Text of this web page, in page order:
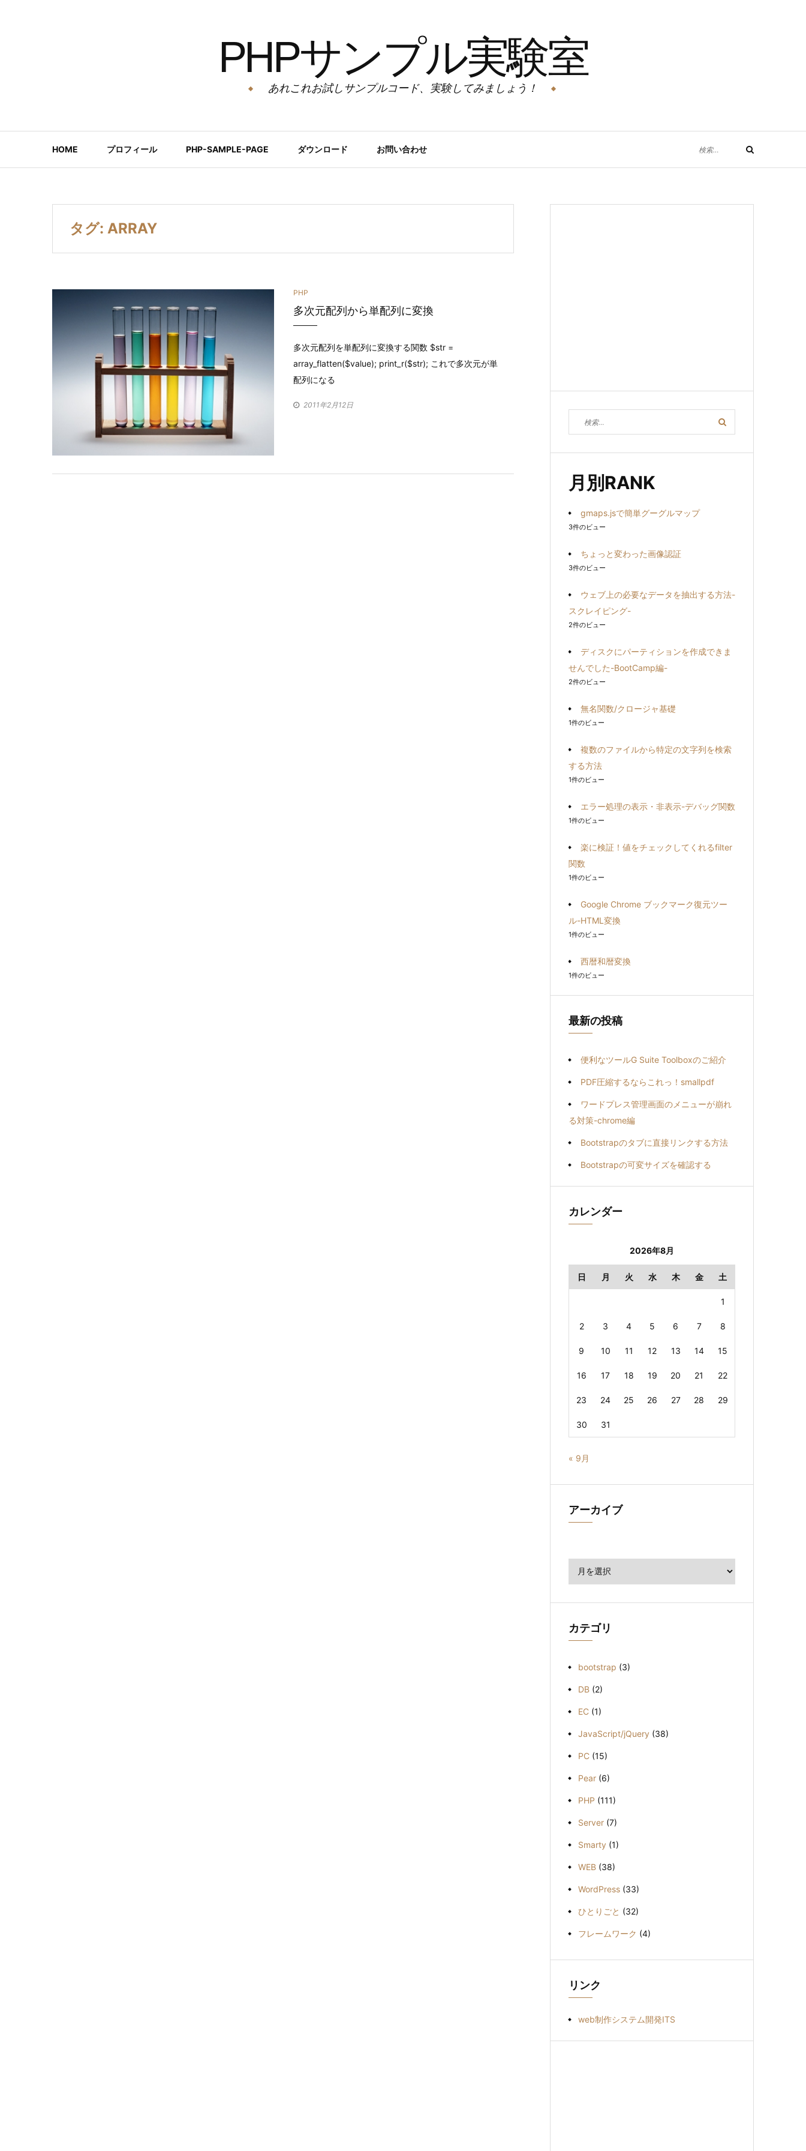
PHPサンプル実験室
あれこれお試しサンプルコード、実験してみましょう！
HOME プロフィール PHP-SAMPLE-PAGE ダウンロード お問い合わせ
索
対
タグ: ARRAY
カ
テ
ー
PHP
多次元配列から単配列に変換
多次元配列を単配列に変換する関数 $str =
array_flatten($value); print_r($str); これで多次元が単
配列になる
2011年2月12日
索
検
索
月別RANK
gmaps.jsで簡単グーグルマップ
3件のビュー
ちょっと変わった画像認証
3件のビュー
ウェブ上の必要なデータを抽出する方法-
スクレイピング-
2件のビュー
ディスクにパーティションを作成できま
せんでした-BootCamp編-
2件のビュー
無名関数/クロージャ基礎
1件のビュー
複数のファイルから特定の文字列を検索
する方法
1件のビュー
エラー処理の表示・非表示-デバッグ関数
1件のビュー
楽に検証！値をチェックしてくれるfilter
関数
1件のビュー
Google Chrome ブックマーク復元ツー
ル-HTML変換
1件のビュー
西暦和暦変換
1件のビュー
最新の投稿
便利なツールG Suite Toolboxのご紹介
PDF圧縮するならこれっ！smallpdf
ワードプレス管理画面のメニューが崩れ
る対策-chrome編
Bootstrapのタブに直接リンクする方法
Bootstrapの可変サイズを確認する
カレンダー
2026年8月
日 月 火 水 木 金 土
1
2 3 4 5 6 7 8
9 10 11 12 13 14 15
16 17 18 19 20 21 22
23 24 25 26 27 28 29
30 31
« 9月
アーカイブ
カテゴリ
bootstrap (3)
DB (2)
EC (1)
JavaScript/jQuery (38)
PC (15)
Pear (6)
PHP (111)
Server (7)
Smarty (1)
WEB (38)
WordPress (33)
ひとりごと (32)
フレームワーク (4)
リンク
web制作システム開発ITS